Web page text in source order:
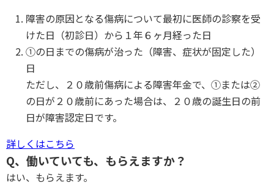
障害の原因となる傷病について最初に医師の診察を受
けた日（初診日）から１年６ヶ月経った日
①の日までの傷病が治った（障害、症状が固定した）
日
ただし、２０歳前傷病による障害年金で、①または②
の日が２０歳前にあった場合は、２０歳の誕生日の前
日が障害認定日です。
詳しくはこちら
Q、働いていても、もらえますか？
はい、もらえます。